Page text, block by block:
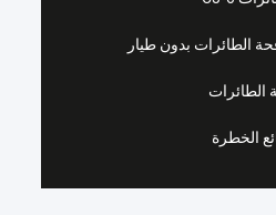
الطائرات بدون طيار
الطائرات
الخطرة